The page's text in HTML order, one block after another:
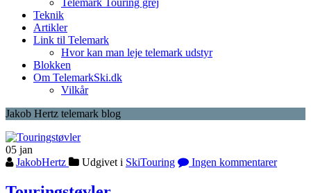
Teknik
Artikler
Link til Telemark
Hvor kan man leje telemark udstyr
Blokken
Om TelemarkSki.dk
Vilkår
Jakob Hertz telemark blog
05 jan
JakobHertz
Udgivet i SkiTouring Ingen kommentarer